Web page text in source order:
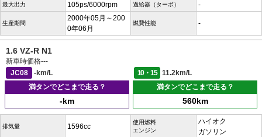
最大出力 105ps/6000rpm 過給器（ターボ） -
生産期間
2000年05月～200
0年06月
燃費性能 -
1.6 VZ-R N1
新車時価格---
JC08
-km/L 10・15
11.2km/L
満タンでどこまで走る？
-km
満タンでどこまで走る？
560km
排気量 1596cc
使用燃料
エンジン
ハイオク
ガソリン